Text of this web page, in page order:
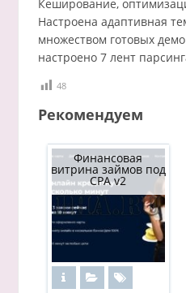
Кеширование,
Настроена адаптивная
множеством готовых
настроено 7 лент
48
Рекомендуем
Финансовая
витрина займов под
CPA v2